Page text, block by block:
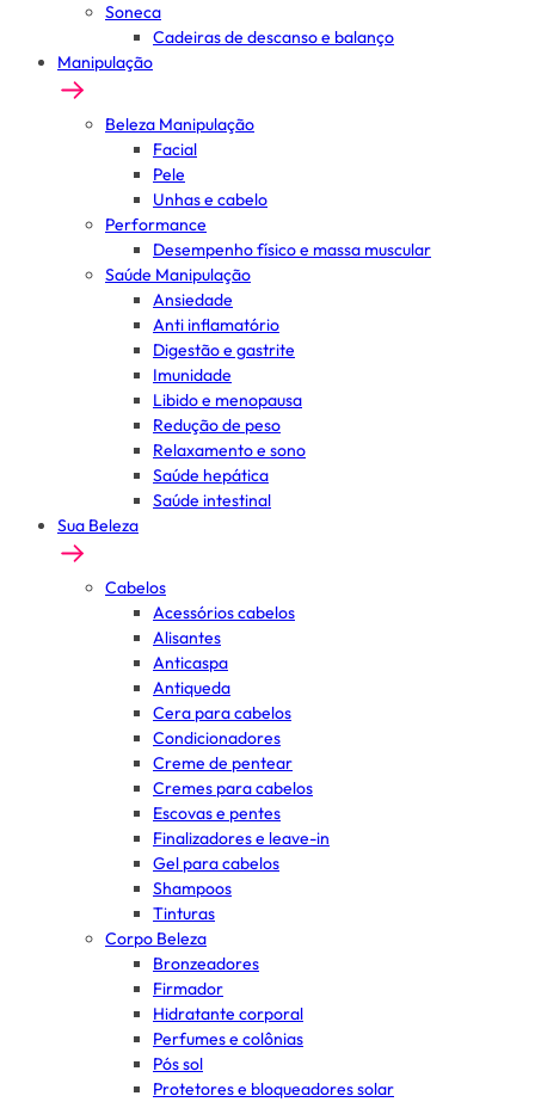
Soneca
Cadeiras de descanso e balanço
Manipulação
Beleza Manipulação
Facial
Pele
Unhas e cabelo
Performance
Desempenho físico e massa muscular
Saúde Manipulação
Ansiedade
Anti inflamatório
Digestão e gastrite
Imunidade
Libido e menopausa
Redução de peso
Relaxamento e sono
Saúde hepática
Saúde intestinal
Sua Beleza
Cabelos
Acessórios cabelos
Alisantes
Anticaspa
Antiqueda
Cera para cabelos
Condicionadores
Creme de pentear
Cremes para cabelos
Escovas e pentes
Finalizadores e leave-in
Gel para cabelos
Shampoos
Tinturas
Corpo Beleza
Bronzeadores
Firmador
Hidratante corporal
Perfumes e colônias
Pós sol
Protetores e bloqueadores solar